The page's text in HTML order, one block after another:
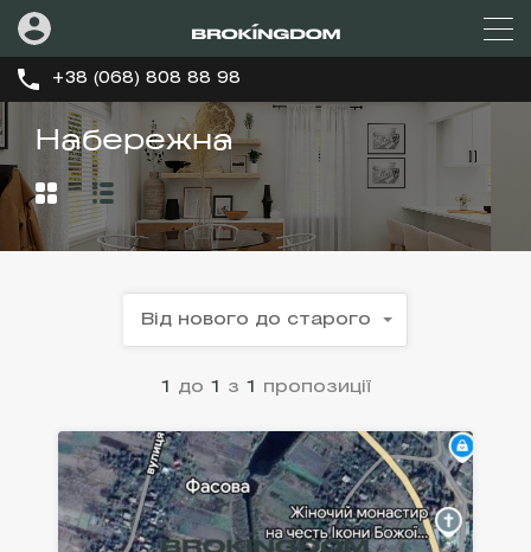
+38 (068) 808 88 98
Набережна
1 до 1 з 1 пропозиції
Від нового до старого